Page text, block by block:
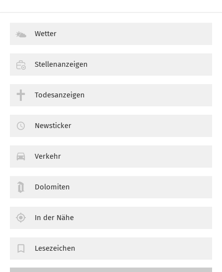
Wetter
Stellenanzeigen
Todesanzeigen
Newsticker
Verkehr
Dolomiten
In der Nähe
Lesezeichen